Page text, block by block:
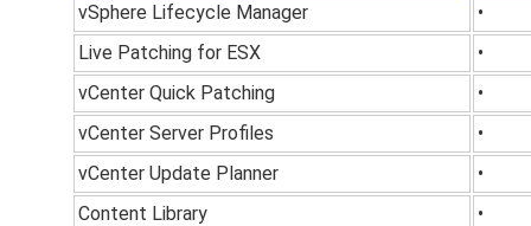
vSphere Lifecycle Manager
•
Live Patching for ESX
•
vCenter Quick Patching
•
vCenter Server Profiles
•
vCenter Update Planner
•
Content Library
•